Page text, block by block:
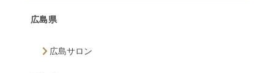
広島県
広島サロン